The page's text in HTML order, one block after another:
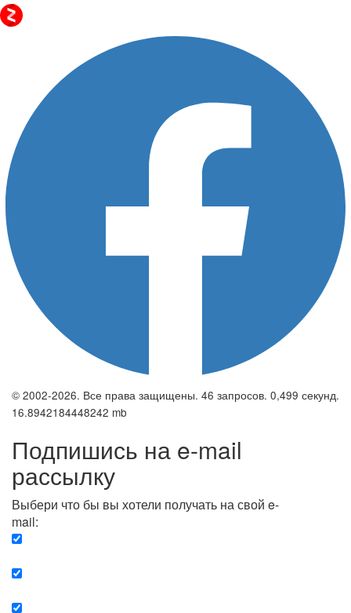
© 2002-2026. Все права защищены. 46 запросов. 0,499 секунд.
16.8942184448242 mb
Подпишись на e-mail
рассылку
Выбери что бы вы хотели получать на свой e-
mail: